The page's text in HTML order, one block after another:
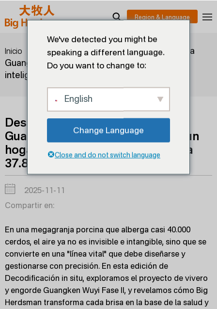
Inicio Blogs >
Descifrando la granja porcina
Guangken Wuyi: Cómo construir un hogar
inteligente "respirable" para 37.800 cerdos
Descifrando la granja porcina
Guangken Wuyi: Cómo construir un
hogar inteligente "respirable" para
37.800 cerdos
2025-11-11
Compartir en:
En una megagranja porcina que alberga casi 40.000
cerdos, el aire ya no es invisible e intangible, sino que se
convierte en una "línea vital" que debe diseñarse y
gestionarse con precisión. En esta edición de
Decodificación in situ, exploramos el proyecto de vivero
y engorde Guangken Wuyi Fase II, y revelamos cómo Big
Herdsman transforma cada brisa en la base de la salud y
We've detected you might be
speaking a different language.
Do you want to change to:
English
Change Language
Close and do not switch language